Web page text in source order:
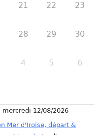
21 22 23
28 29 30
4 5 6
mercredi 12/08/2026
Mer d'Iroise, départ &